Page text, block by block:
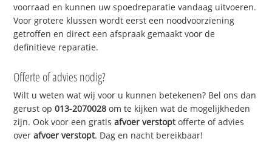
voorraad en kunnen uw spoedreparatie vandaag uitvoeren.
Voor grotere klussen wordt eerst een noodvoorziening
getroffen en direct een afspraak gemaakt voor de
definitieve reparatie.
Offerte of advies nodig?
Wilt u weten wat wij voor u kunnen betekenen? Bel ons dan
gerust op013-2070028 om te kijken wat de mogelijkheden
zijn. Ook voor een gratisafvoer verstoptofferte of advies
overafvoer verstopt. Dag en nacht bereikbaar!